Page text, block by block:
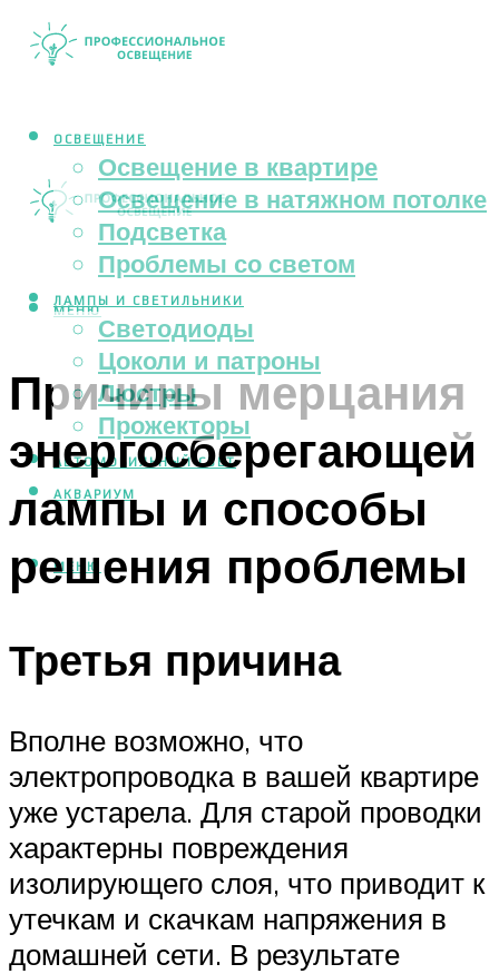
ОСВЕЩЕНИЕ
Освещение в квартире
Освещение в натяжном потолке
Подсветка
Проблемы со светом
ЛАМПЫ И СВЕТИЛЬНИКИ
Светодиоды
Цоколи и патроны
Люстры
Прожекторы
АВТОМОБИЛЬНЫЙ СВЕТ
АКВАРИУМ
МЕНЮ
МЕНЮ
Причины мерцания
энергосберегающей
лампы и способы
решения проблемы
Третья причина
Вполне возможно, что
электропроводка в вашей квартире
уже устарела. Для старой проводки
характерны повреждения
изолирующего слоя, что приводит к
утечкам и скачкам напряжения в
домашней сети. В результате